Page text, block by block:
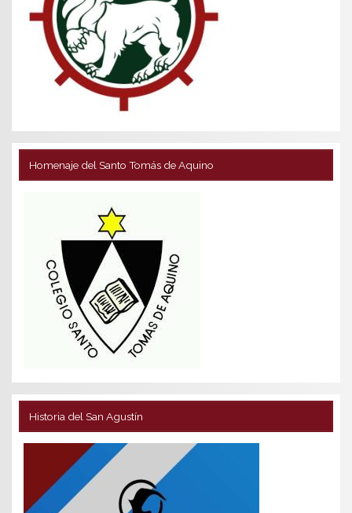
Homenaje del Santo Tomás de Aquino
Historia del San Agustín